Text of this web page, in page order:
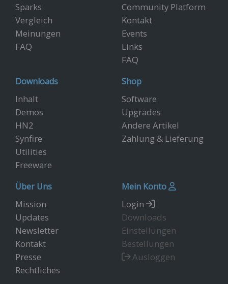
Sparks
Vergleich
Meinungen
FAQ
Community Platform
Kontakt
Events
Links
FAQ
Downloads
Inhalt
Demos
HN2
Synfire
Utilities
Freeware
Shop
Software
Upgrades
Andere Artikel
Zahlung & Lieferung
Über Uns
Mission
Updates
Newsletter
Kontakt
Presse
Rechtliches
Mein Konto
Login
Downloads
Einstellungen
Bestellungen
Ausloggen